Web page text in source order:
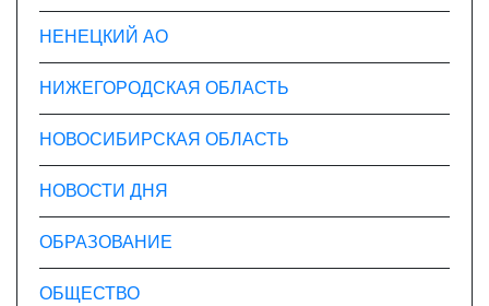
НЕНЕЦКИЙ АО
НИЖЕГОРОДСКАЯ ОБЛАСТЬ
НОВОСИБИРСКАЯ ОБЛАСТЬ
НОВОСТИ ДНЯ
ОБРАЗОВАНИЕ
ОБЩЕСТВО